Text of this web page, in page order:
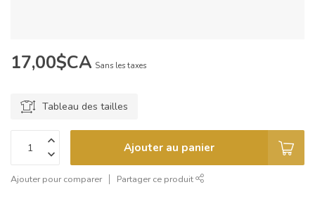
17,00$CA Sans les taxes
Tableau des tailles
Ajouter au panier
Ajouter pour comparer Partager ce produit